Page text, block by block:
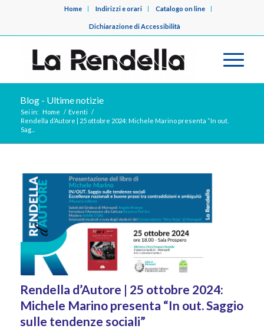
Home Indirizzi e orari Catalogo on line
Dichiarazione di Accessibilità
Blog - Ultime notizie
Sei in: Home / Eventi /
Rendella d’Autore | 25 ottobre 2024: Michele Marino presenta “In out.
Sag...
Rendella d’Autore | 25 ottobre 2024:
Michele Marino presenta “In out. Saggio
sulle tendenze sociali”